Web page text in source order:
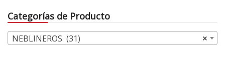
Categorías de Producto
×
NEBLINEROS (31)